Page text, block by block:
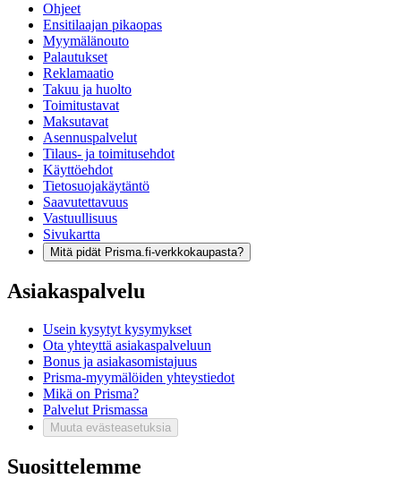
Ohjeet
Ensitilaajan pikaopas
Myymälänouto
Palautukset
Reklamaatio
Takuu ja huolto
Toimitustavat
Maksutavat
Asennuspalvelut
Tilaus- ja toimitusehdot
Käyttöehdot
Tietosuojakäytäntö
Saavutettavuus
Vastuullisuus
Sivukartta
Mitä pidät Prisma.fi-verkkokaupasta?
Asiakaspalvelu
Usein kysytyt kysymykset
Ota yhteyttä asiakaspalveluun
Bonus ja asiakasomistajuus
Prisma-myymälöiden yhteystiedot
Mikä on Prisma?
Palvelut Prismassa
Muuta evästeasetuksia
Suosittelemme